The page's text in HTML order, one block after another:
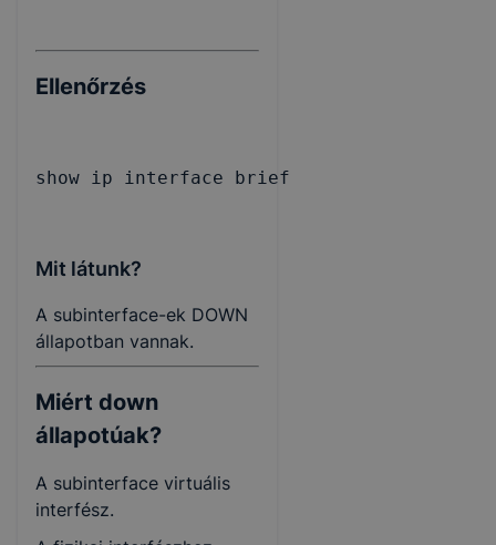
Ellenőrzés
show ip interface brief
Mit látunk?
A subinterface-ek DOWN
állapotban vannak.
Miért down
állapotúak?
A subinterface virtuális
interfész.